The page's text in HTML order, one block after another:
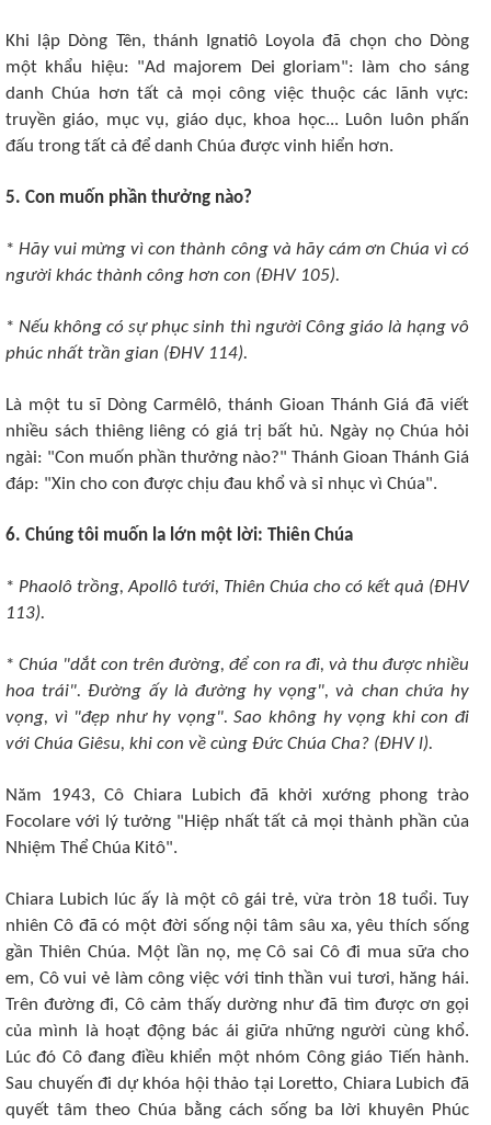
Khi lập Dòng Tên, thánh Ignatiô Loyola đã chọn cho Dòng
một khẩu hiệu: "Ad majorem Dei gloriam": làm cho sáng
danh Chúa hơn tất cả mọi công việc thuộc các lãnh vực:
truyền giáo, mục vụ, giáo dục, khoa học... Luôn luôn phấn
đấu trong tất cả để danh Chúa được vinh hiển hơn.
5. Con muốn phần thưởng nào?
*Hãy vui mừng vì con thành công và hãy cám ơn Chúa vì có
người khác thành công hơn con (ÐHV 105).
*Nếu không có sự phục sinh thì người Công giáo là hạng vô
phúc nhất trần gian (ÐHV 114).
Là một tu sĩ Dòng Carmêlô, thánh Gioan Thánh Giá đã viết
nhiều sách thiêng liêng có giá trị bất hủ. Ngày nọ Chúa hỏi
ngài: "Con muốn phần thưởng nào?" Thánh Gioan Thánh Giá
đáp: "Xin cho con được chịu đau khổ và sỉ nhục vì Chúa".
6. Chúng tôi muốn la lớn một lời: Thiên Chúa
* Phaolô trồng, Apollô tưới, Thiên Chúa cho có kết quả (ÐHV
113).
*Chúa "dắt con trên đường, để con ra đi, và thu được nhiều
hoa trái". Ðường ấy là đường hy vọng", và chan chứa hy
vọng, vì "đẹp như hy vọng". Sao không hy vọng khi con đi
với Chúa Giêsu, khi con về cùng Ðức Chúa Cha? (ÐHV l).
Năm 1943, Cô Chiara Lubich đã khởi xướng phong trào
Focolare với lý tưởng "Hiệp nhất tất cả mọi thành phần của
Nhiệm Thể Chúa Kitô".
Chiara Lubich lúc ấy là một cô gái trẻ, vừa tròn 18 tuổi. Tuy
nhiên Cô đã có một đời sống nội tâm sâu xa, yêu thích sống
gần Thiên Chúa. Một lần nọ, mẹ Cô sai Cô đi mua sữa cho
em, Cô vui vẻ làm công việc với tinh thần vui tươi, hăng hái.
Trên đường đi, Cô cảm thấy dường như đã tìm được ơn gọi
của mình là hoạt động bác ái giữa những người cùng khổ.
Lúc đó Cô đang điều khiển một nhóm Công giáo Tiến hành.
Sau chuyến đi dự khóa hội thảo tại Loretto, Chiara Lubich đã
quyết tâm theo Chúa bằng cách sống ba lời khuyên Phúc